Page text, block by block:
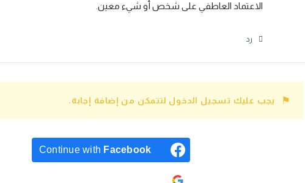
الاعتماد العاطفي على شخص أو شيء معين.
رد
يجب عليك تسجيل الدخول لتتمكن من إضافة إجابة.
Continue with Facebook